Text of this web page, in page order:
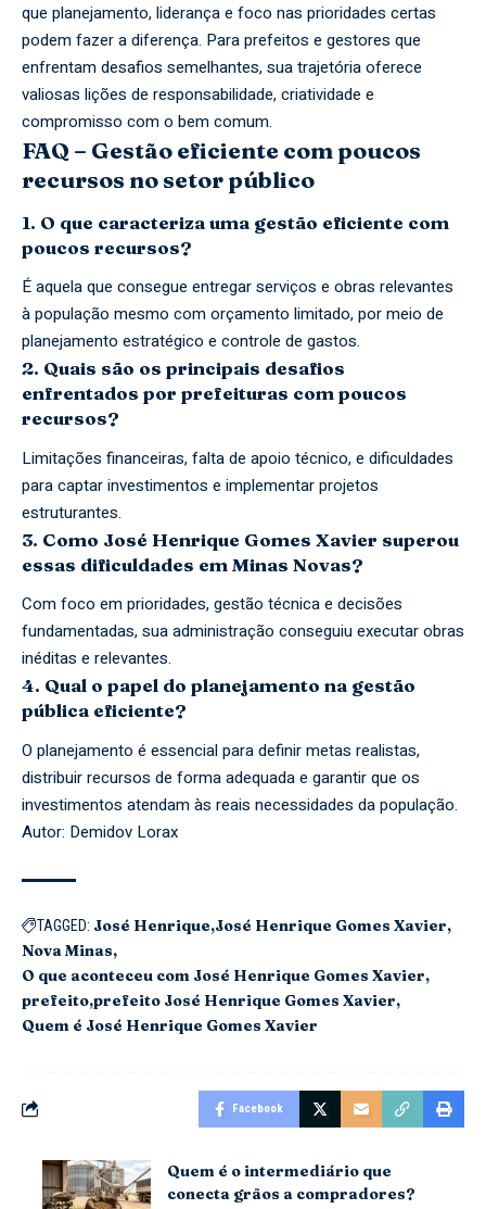
que planejamento, liderança e foco nas prioridades certas
podem fazer a diferença. Para prefeitos e gestores que
enfrentam desafios semelhantes, sua trajetória oferece
valiosas lições de responsabilidade, criatividade e
compromisso com o bem comum.
FAQ – Gestão eficiente com poucos
recursos no setor público
1. O que caracteriza uma gestão eficiente com
poucos recursos?
É aquela que consegue entregar serviços e obras relevantes
à população mesmo com orçamento limitado, por meio de
planejamento estratégico e controle de gastos.
2. Quais são os principais desafios
enfrentados por prefeituras com poucos
recursos?
Limitações financeiras, falta de apoio técnico, e dificuldades
para captar investimentos e implementar projetos
estruturantes.
3. Como José Henrique Gomes Xavier superou
essas dificuldades em Minas Novas?
Com foco em prioridades, gestão técnica e decisões
fundamentadas, sua administração conseguiu executar obras
inéditas e relevantes.
4. Qual o papel do planejamento na gestão
pública eficiente?
O planejamento é essencial para definir metas realistas,
distribuir recursos de forma adequada e garantir que os
investimentos atendam às reais necessidades da população.
Autor: Demidov Lorax
TAGGED: José Henrique José Henrique Gomes Xavier
Nova Minas
O que aconteceu com José Henrique Gomes Xavier
prefeito prefeito José Henrique Gomes Xavier
Quem é José Henrique Gomes Xavier
Facebook
Quem é o intermediário que
conecta grãos a compradores?